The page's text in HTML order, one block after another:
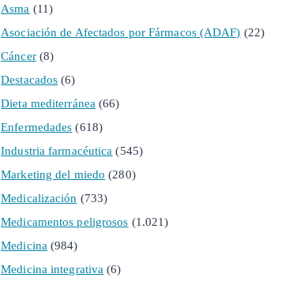
Asma (11)
Asociación de Afectados por Fármacos (ADAF) (22)
Cáncer(8)
Destacados (6)
Dieta mediterránea (66)
Enfermedades (618)
Industria farmacéutica (545)
Marketing del miedo (280)
Medicalización (733)
Medicamentos peligrosos (1.021)
Medicina (984)
Medicina integrativa (6)